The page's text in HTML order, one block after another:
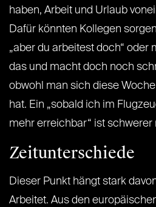
haben, Arbeit und Urlaub
Dafür könnten Kollegen
„aber du arbeitest doch“ oder
das und macht doch noch
obwohl man sich diese
hat. Ein „sobald ich im
mehr erreichbar“ ist schwerer
Zeitunterschiede
Dieser Punkt hängt stark
Arbeitet. Aus den